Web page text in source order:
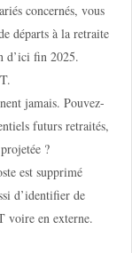
concernés, vous
départs à la retraite
d’ici fin 2025.
jamais. Pouvez-
futurs retraités,
?
est supprimé
d’identifier de
voire en externe.